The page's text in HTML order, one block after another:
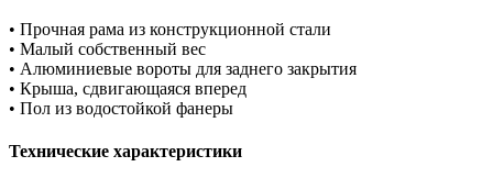
• Прочная рама из конструкционной стали
• Малый собственный вес
• Алюминиевые вороты для заднего закрытия
• Крыша, сдвигающаяся вперед
• Пол из водостойкой фанеры
Технические характеристики